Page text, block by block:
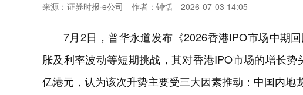
来源：证券时报·e公司 作者：钟恬 2026-07-03 14:05
7月2日，普华永道发布《2026香港IPO市场中期
胀及利率波动等短期挑战，其对香港IPO市场的增长
亿港元，认为该次升势主要受三大因素推动：中国内